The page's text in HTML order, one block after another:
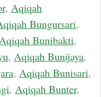
, Aqiqah
Bungursari,
Bunibakti,
, Aqiqah Bunijaya,
, Aqiqah Bunisari,
, Aqiqah Bunter,